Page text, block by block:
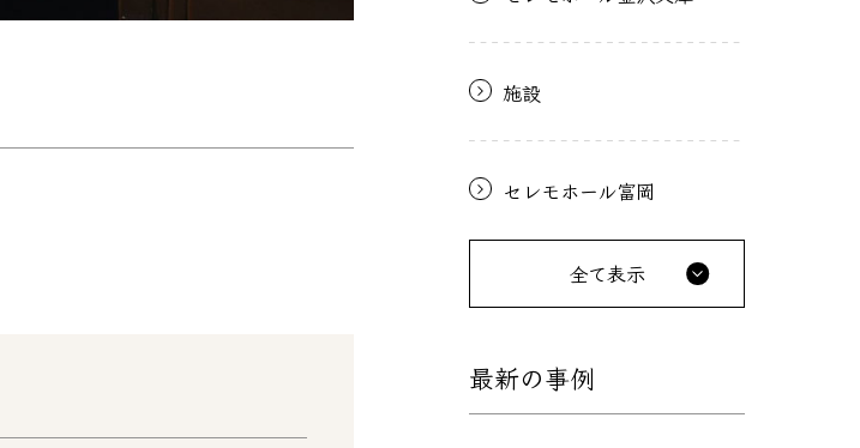
施設
セレモホール富岡
全て表示
最新の事例